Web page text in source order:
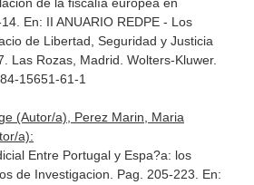
En: II ANUARIO REDPE - Los
de Libertad, Seguridad y Justicia
. Las Rozas, Madrid. Wolters-Kluwer.
15651-61-1
(Autor/a), Perez Marin, Maria
a):
Entre Portugal y Espa?a: los
de Investigacion. Pag. 205-223. En: